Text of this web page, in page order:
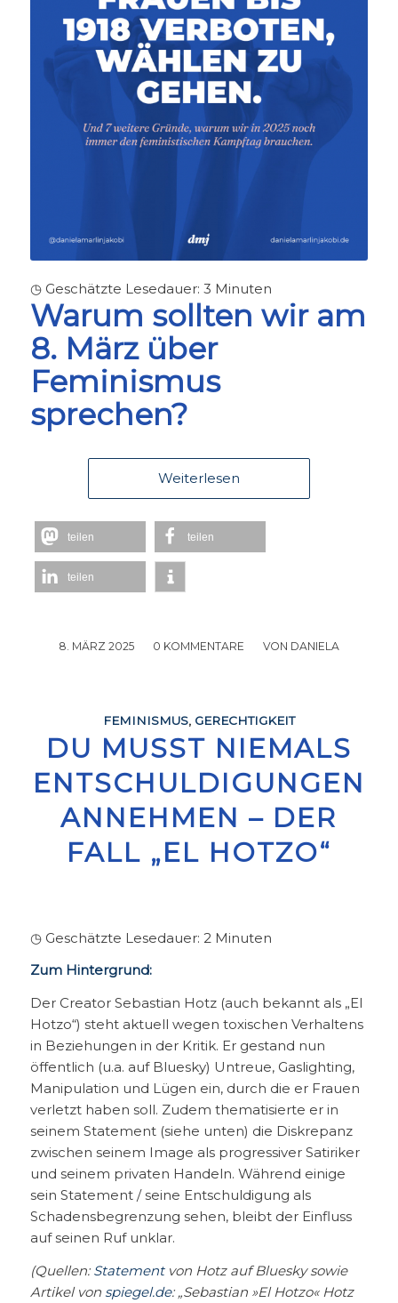
◷ Geschätzte Lesedauer: 3 Minuten
Warum sollten wir am
8. März über
Feminismus
sprechen?
Weiterlesen
teilen teilen
teilen
8. MÄRZ 2025
/ 0 KOMMENTARE
/ VON DANIELA
FEMINISMUS, GERECHTIGKEIT
DU MUSST NIEMALS
ENTSCHULDIGUNGEN
ANNEHMEN – DER
FALL „EL HOTZO“
◷ Geschätzte Lesedauer: 2 Minuten
Zum Hintergrund:
Der Creator Sebastian Hotz (auch bekannt als „El
Hotzo“) steht aktuell wegen toxischen Verhaltens
in Beziehungen in der Kritik. Er gestand nun
öffentlich (u.a. auf Bluesky) Untreue, Gaslighting,
Manipulation und Lügen ein, durch die er Frauen
verletzt haben soll. Zudem thematisierte er in
seinem Statement (siehe unten) die Diskrepanz
zwischen seinem Image als progressiver Satiriker
und seinem privaten Handeln. Während einige
sein Statement / seine Entschuldigung als
Schadensbegrenzung sehen, bleibt der Einfluss
auf seinen Ruf unklar.
(Quellen: Statementvon Hotz auf Bluesky sowie
Artikel von spiegel.de: „Sebastian »El Hotzo« Hotz